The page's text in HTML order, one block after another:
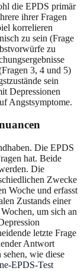
die EPDS primär
ihrer Fragen
korrelieren
zu sein (Frage
zu
3, 4 und 5)
sein
Depressionen
Angstsymptome.
Die EPDS
hat. Beide
Die
Zwecke
Woche und erfasst
Zustands einer
um sich an
letzte Frage
Antwort
wie diese
EPDS-Test